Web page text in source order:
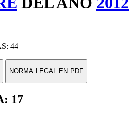
44
NORMA LEGAL EN PDF
17